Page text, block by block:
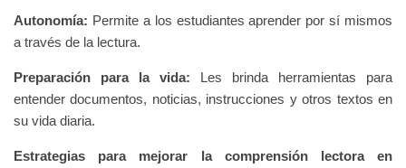
Autonomía: Permite a los estudiantes aprender por sí mismos
a través de la lectura.
Preparación para la vida: Les brinda herramientas para
entender documentos, noticias, instrucciones y otros textos en
su vida diaria.
Estrategias para mejorar la comprensión lectora en